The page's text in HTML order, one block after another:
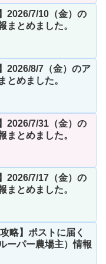
2026/7/10（金）の
まとめました。
2026/8/7（金）のア
とめました。
2026/7/31（金）の
まとめました。
2026/7/17（金）の
まとめました。
略】ポストに届く
ーパー農場主）情報